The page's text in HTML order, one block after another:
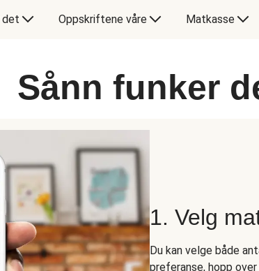
det Oppskriftene våre Matkasse
Sånn funker
1. Velg
Du kan velge både
preferanse, hopp